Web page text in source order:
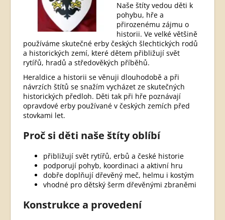
Naše štíty vedou děti k
pohybu, hře a
přirozenému zájmu o
historii. Ve velké většině
používáme skutečné erby českých šlechtických rodů
a historických zemí, které dětem přibližují svět
rytířů, hradů a středověkých příběhů.
Heraldice a historii se věnuji dlouhodobě a při
návrzích štítů se snažím vycházet ze skutečných
historických předloh. Děti tak při hře poznávají
opravdové erby používané v českých zemích před
stovkami let.
Proč si děti naše štíty oblíbí
přibližují svět rytířů, erbů a české historie
podporují pohyb, koordinaci a aktivní hru
dobře doplňují dřevěný meč, helmu i kostým
vhodné pro dětský šerm dřevěnými zbraněmi
Konstrukce a provedení